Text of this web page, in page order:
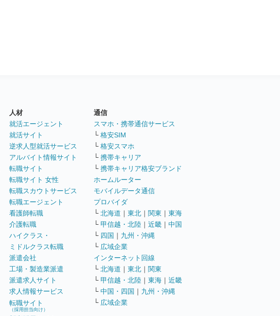
人材
就活エージェント
就活サイト
逆求人型就活サービス
アルバイト情報サイト
転職サイト
転職サイト 女性
転職スカウトサービス
転職エージェント
看護師転職
介護転職
ハイクラス・
ミドルクラス転職
派遣会社
工場・製造業派遣
派遣求人サイト
求人情報サービス
転職サイト
（採用担当向け）
通信
スマホ・携帯通信サービス
└ 格安SIM
└ 格安スマホ
└ 携帯キャリア
└ 携帯キャリア格安ブランド
ホームルーター
モバイルデータ通信
プロバイダ
└ 北海道 ｜ 東北 ｜ 関東 ｜ 東海
└ 甲信越・北陸 ｜ 近畿 ｜ 中国
└ 四国 ｜ 九州・沖縄
└ 広域企業
インターネット回線
└ 北海道 ｜ 東北 ｜ 関東
└ 甲信越・北陸 ｜ 東海 ｜ 近畿
└ 中国・四国 ｜ 九州・沖縄
└ 広域企業